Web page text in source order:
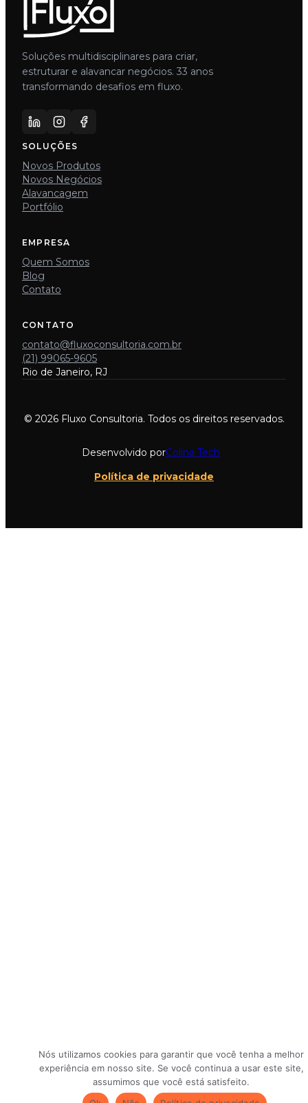
Soluções multidisciplinares para criar,
estruturar e alavancar negócios. 33 anos
transformando desafios em fluxo.
SOLUÇÕES
Novos Produtos
Novos Negócios
Alavancagem
Portfólio
EMPRESA
Quem Somos
Blog
Contato
CONTATO
contato@fluxoconsultoria.com.br
(21) 99065-9605
Rio de Janeiro, RJ
© 2026 Fluxo Consultoria. Todos os direitos reservados.
Desenvolvido porColina Tech
Política de privacidade
Nós utilizamos cookies para garantir que você tenha a melhor
experiência em nosso site. Se você continua a usar este site,
assumimos que você está satisfeito.